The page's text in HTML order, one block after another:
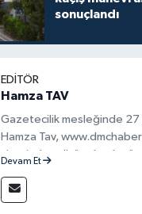
sonuçlandı
EDITÖR
Hamza TAV
Gazetecilik mesleğinde 27
Hamza Tav,
sitesinde editör olarak
Devam Et